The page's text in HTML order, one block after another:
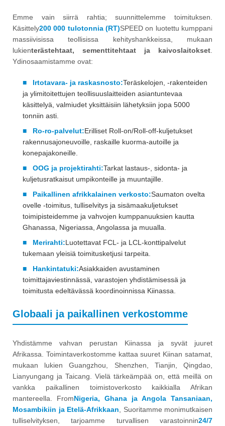
Emme vain siirrä rahtia; suunnittelemme toimituksen.
Käsittely200 000 tulotonnia (RT)SPEED on luotettu kumppani
massiivisissa teollisissa kehityshankkeissa, mukaan
lukienterästehtaat, sementtitehtaat ja kaivoslaitokset
Ydinosaamistamme ovat:
■ Irtotavara- ja raskasnosto:Teräskelojen, -rakenteiden
ja ylimitoitettujen teollisuuslaitteiden asiantuntevaa
käsittelyä, valmiudet yksittäisiin lähetyksiin jopa 5000
tonniin asti.
■
Ro-ro-palvelut:Erilliset Roll-on/Roll-off-kuljetukset
rakennusajoneuvoille, raskaille kuorma-autoille ja
konepajakoneille.
■
OOG ja projektirahti:Tarkat lastaus-, sidonta- ja
kuljetusratkaisut umpikonteille ja muuntajille.
■
Paikallinen afrikkalainen verkosto:Saumaton ovelta
ovelle -toimitus, tulliselvitys ja sisämaakuljetukset
toimipisteidemme ja vahvojen kumppanuuksien kautta
Ghanassa, Nigeriassa, Angolassa ja muualla.
■
Merirahti:Luotettavat FCL- ja LCL-konttipalvelut
tukemaan yleisiä toimitusketjusi tarpeita.
■
Hankintatuki:Asiakkaiden avustaminen
toimittajaviestinnässä, varastojen yhdistämisessä ja
toimitusta edeltävässä koordinoinnissa Kiinassa.
Globaali ja paikallinen verkostomme
Yhdistämme vahvan perustan Kiinassa ja syvät juuret
Afrikassa. Toimintaverkostomme kattaa suuret Kiinan satamat,
mukaan lukien Guangzhou, Shenzhen, Tianjin, Qingdao,
Lianyungang ja Taicang. Vielä tärkeämpää on, että meillä on
vankka paikallinen toimistoverkosto kaikkialla Afrikan
mantereella. FromNigeria, Ghana ja Angola Tansaniaan,
Mosambikiin ja Etelä-Afrikkaan , Suoritamme monimutkaisen
tulliselvityksen, tarjoamme turvallisen varastoinnin24/7